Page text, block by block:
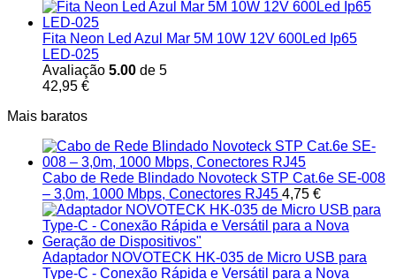
Fita Neon Led Azul Mar 5M 10W 12V 600Led Ip65
LED-025
Avaliação 5.00 de 5
42,95 €
Mais baratos
Cabo de Rede Blindado Novoteck STP Cat.6e SE-008
– 3,0m, 1000 Mbps, Conectores RJ45 4,75 €
Adaptador NOVOTECK HK-035 de Micro USB para
Type-C - Conexão Rápida e Versátil para a Nova